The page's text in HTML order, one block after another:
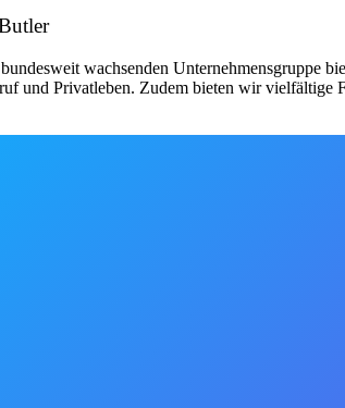
wachsenden Unternehmensgruppe
und Privatleben. Zudem bieten wir